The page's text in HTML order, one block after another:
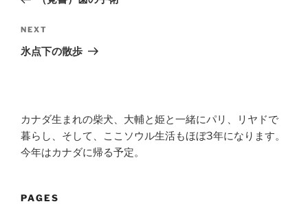
Next
Post
NEXT
氷点下の散歩
カナダ生まれの柴犬、大輔と姫と一緒にパリ、リヤドで
暮らし、そして、ここソウル生活もほぼ3年になります。
今年はカナダに帰る予定。
PAGES